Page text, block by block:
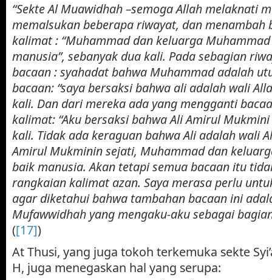
“Sekte Al Muawidhah –semoga Allah melaknati
memalsukan beberapa riwayat, dan menambah
kalimat : “Muhammad dan keluarga
manusia”, sebanyak dua kali. Pada sebagian
bacaan : syahadat bahwa Muhammad adalah
bacaan: “saya bersaksi bahwa ali adalah wali
kali. Dan dari mereka ada yang mengganti
kalimat: “Aku bersaksi bahwa Ali Amirul
kali. Tidak ada keraguan bahwa Ali adalah wali
Amirul Mukminin sejati, Muhammad dan
baik manusia. Akan tetapi semua bacaan itu
rangkaian kalimat azan. Saya merasa perlu
agar diketahui bahwa tambahan bacaan ini
Mufawwidhah yang mengaku-aku sebagai
([17])
At Thusi, yang juga tokoh terkemuka sekte
H, juga menegaskan hal yang serupa: